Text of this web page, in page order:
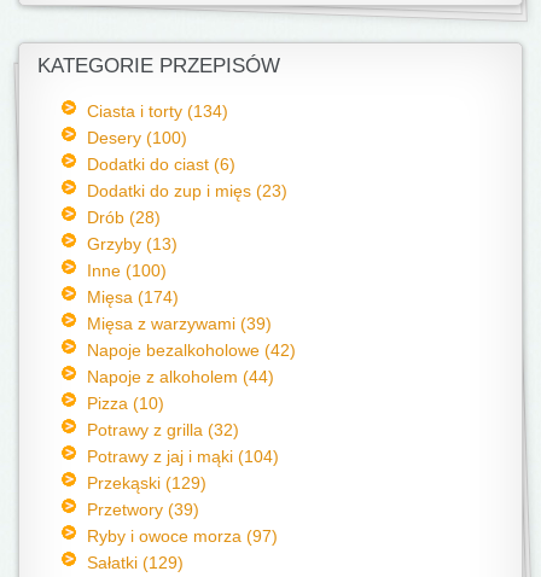
KATEGORIE PRZEPISÓW
Ciasta i torty (134)
Desery (100)
Dodatki do ciast (6)
Dodatki do zup i mięs (23)
Drób (28)
Grzyby (13)
Inne (100)
Mięsa (174)
Mięsa z warzywami (39)
Napoje bezalkoholowe (42)
Napoje z alkoholem (44)
Pizza (10)
Potrawy z grilla (32)
Potrawy z jaj i mąki (104)
Przekąski (129)
Przetwory (39)
Ryby i owoce morza (97)
Sałatki (129)